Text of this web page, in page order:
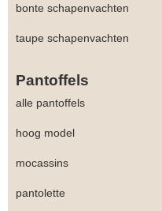
bonte schapenvachten
taupe schapenvachten
Pantoffels
alle pantoffels
hoog model
mocassins
pantolette